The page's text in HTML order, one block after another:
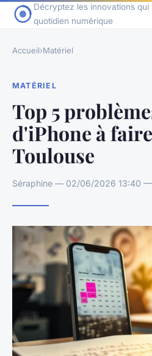
Décryptez les innovations
quotidien numérique
Accueil›Matériel
MATÉRIEL
Top 5
d'iPhone à
Toulouse
Séraphine — 02/06/2026 13:40